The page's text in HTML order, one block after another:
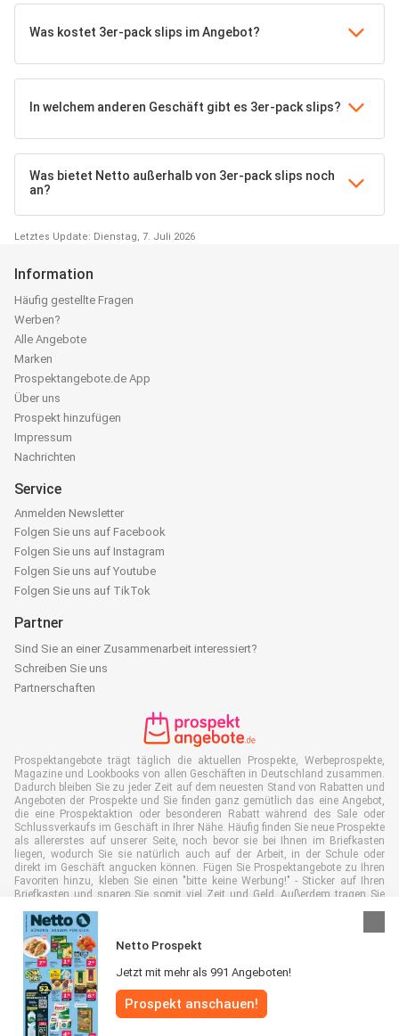
Was kostet 3er-pack slips im Angebot?
In welchem anderen Geschäft gibt es 3er-pack slips?
Was bietet Netto außerhalb von 3er-pack slips noch
an?
Letztes Update: Dienstag, 7. Juli 2026
Netto Prospekt
Jetzt mit mehr als 991 Angeboten!
Prospekt anschauen!
Information
Häufig gestellte Fragen
Werben?
Alle Angebote
Marken
Prospektangebote.de App
Über uns
Prospekt hinzufügen
Impressum
Nachrichten
Service
Anmelden Newsletter
Folgen Sie uns auf Facebook
Folgen Sie uns auf Instagram
Folgen Sie uns auf Youtube
Folgen Sie uns auf TikTok
Partner
Sind Sie an einer Zusammenarbeit interessiert?
Schreiben Sie uns
Partnerschaften
Prospektangebote trägt täglich die aktuellen Prospekte, Werbeprospekte,
Magazine und Lookbooks von allen Geschäften in Deutschland zusammen.
Dadurch bleiben Sie zu jeder Zeit auf dem neuesten Stand von Rabatten und
Angeboten der Prospekte und Sie finden ganz gemütlich das eine Angebot,
die eine Prospektaktion oder besonderen Rabatt während des Sale oder
Schlussverkaufs im Geschäft in Ihrer Nähe. Häufig finden Sie neue Prospekte
als allererstes auf unserer Seite, noch bevor sie bei Ihnen im Briefkasten
liegen, wodurch Sie sie natürlich auch auf der Arbeit, in der Schule oder
direkt im Geschäft angucken können. Fügen Sie Prospektangebote zu Ihren
Favoriten hinzu, kleben Sie einen "bitte keine Werbung!" - Sticker auf Ihren
Briefkasten und sparen Sie somit viel Zeit und Geld. Außerdem tragen Sie
ist.
Alle Rechte vorbehalten © Prospektangebote.de 2026 |
| Allgemeine Geschäftsbedingungen